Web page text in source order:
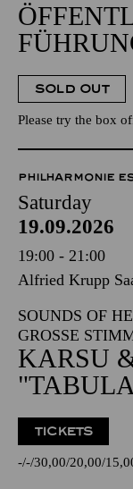
SOLD OUT
Please try the box
PHILHARMONIE
Saturday
19.09.2026
19:00 - 21:00
Alfried Krupp
SOUNDS OF
GROSSE
KARSU
TICKETS
- - 30,00 20,00